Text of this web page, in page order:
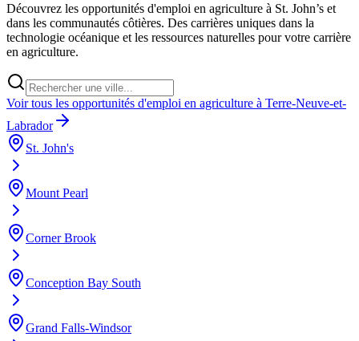
Découvrez les opportunités d'emploi en agriculture à St. John’s et
dans les communautés côtières. Des carrières uniques dans la
technologie océanique et les ressources naturelles pour votre carrière
en agriculture.
Voir tous les opportunités d'emploi en agriculture à Terre-Neuve-et-
Labrador
St. John's
Mount Pearl
Corner Brook
Conception Bay South
Grand Falls-Windsor